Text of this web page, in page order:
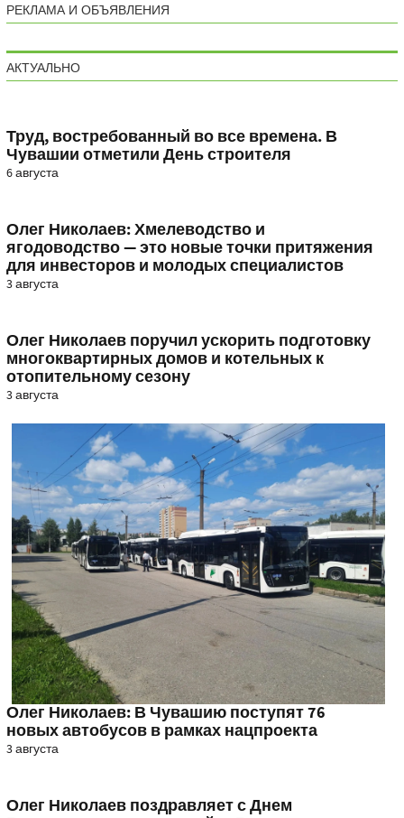
РЕКЛАМА И ОБЪЯВЛЕНИЯ
АКТУАЛЬНО
Труд, востребованный во все времена. В
Чувашии отметили День строителя
6 августа
Олег Николаев: Хмелеводство и
ягодоводство — это новые точки притяжения
для инвесторов и молодых специалистов
3 августа
Олег Николаев поручил ускорить подготовку
многоквартирных домов и котельных к
отопительному сезону
3 августа
Олег Николаев: В Чувашию поступят 76
новых автобусов в рамках нацпроекта
3 августа
Олег Николаев поздравляет с Днем